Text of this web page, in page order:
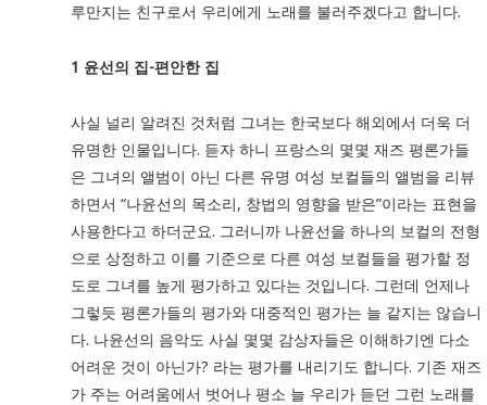
루만지는 친구로서 우리에게 노래를 불러주겠다고 합니다.
1 윤선의 집-편안한 집
사실 널리 알려진 것처럼 그녀는 한국보다 해외에서 더욱 더
유명한 인물입니다. 듣자 하니 프랑스의 몇몇 재즈 평론가들
은 그녀의 앨범이 아닌 다른 유명 여성 보컬들의 앨범을 리뷰
하면서 “나윤선의 목소리, 창법의 영향을 받은”이라는 표현을
사용한다고 하더군요. 그러니까 나윤선을 하나의 보컬의 전형
으로 상정하고 이를 기준으로 다른 여성 보컬들을 평가할 정
도로 그녀를 높게 평가하고 있다는 것입니다. 그런데 언제나
그렇듯 평론가들의 평가와 대중적인 평가는 늘 같지는 않습니
다. 나윤선의 음악도 사실 몇몇 감상자들은 이해하기엔 다소
어려운 것이 아닌가? 라는 평가를 내리기도 합니다. 기존 재즈
가 주는 어려움에서 벗어나 평소 늘 우리가 듣던 그런 노래를